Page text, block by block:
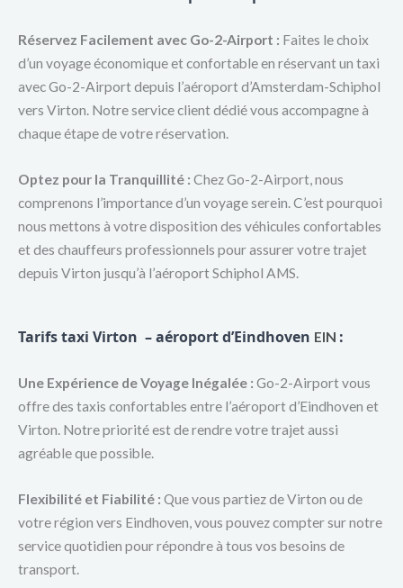
Réservez Facilement avec Go-2-Airport : Faites le choix
d’un voyage économique et confortable en réservant un taxi
avec Go-2-Airport depuis l’aéroport d’Amsterdam-Schiphol
vers Virton. Notre service client dédié vous accompagne à
chaque étape de votre réservation.
Optez pour la Tranquillité : Chez Go-2-Airport, nous
comprenons l’importance d’un voyage serein. C’est pourquoi
nous mettons à votre disposition des véhicules confortables
et des chauffeurs professionnels pour assurer votre trajet
depuis Virton jusqu’à l’aéroport Schiphol AMS.
Tarifs taxi Virton – aéroport d’Eindhoven EIN :
Une Expérience de Voyage Inégalée : Go-2-Airport vous
offre des taxis confortables entre l’aéroport d’Eindhoven et
Virton. Notre priorité est de rendre votre trajet aussi
agréable que possible.
Flexibilité et Fiabilité : Que vous partiez de Virton ou de
votre région vers Eindhoven, vous pouvez compter sur notre
service quotidien pour répondre à tous vos besoins de
transport.